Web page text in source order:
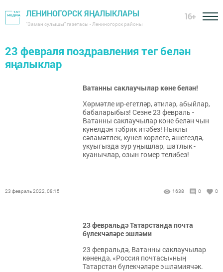
ЛЕНИНОГОРСК ЯҢАЛЫКЛАРЫ
"Заман сулышы" газетасы - Лениногорск районы
16+
23 февраля поздравления тег белән
яңалыклар
Ватанны саклаучылар көне белән!
Хөрмәтле ир-егетләр, әтиләр, абыйлар,
бабаларыбыз! Сезне 23 февраль -
Ватанны саклаучылар коне белән чын
кунелдән тәбрик итәбез! Ныклы
сәламәтлек, кунел көрлеге, әшегездә,
укуыгызда зур уңышлар, шатлык -
куанычлар, озын гомер телибез!
23 февраль 2022, 08:15 1638 0 0
23 февральдә Татарстанда почта
бүлекчәләре эшләми
23 февральдә, Ватанны саклаучылар
көнендә, «Россия почтасы»ның
Татарстан бүлекчәләре эшләмиячәк.